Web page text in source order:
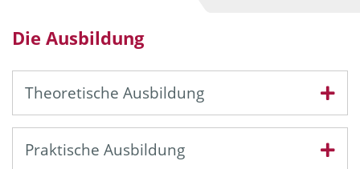
Die Ausbildung
Theoretische Ausbildung
Praktische Ausbildung